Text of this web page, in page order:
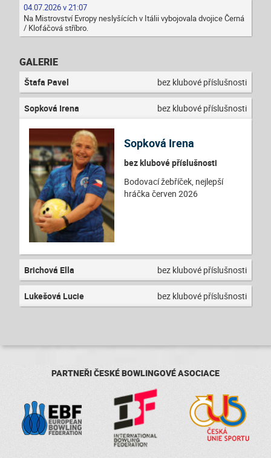
04.07.2026 v 21:07
Na Mistrovství Evropy neslyšících v Itálii vybojovala dvojice Černá
/ Klofáčová stříbro.
GALERIE
Štafa Pavel bez klubové příslušnosti
Sopková Irena bez klubové příslušnosti
Sopková Irena
bez klubové příslušnosti
Bodovací žebříček, nejlepší
hráčka červen 2026
Brichová Ella bez klubové příslušnosti
Lukešová Lucie bez klubové příslušnosti
PARTNEŘI ČESKÉ BOWLINGOVÉ ASOCIACE